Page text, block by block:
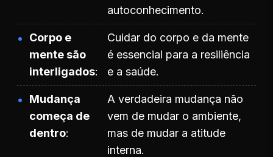
autoconhecimento.
Corpo e
mente são
interligados
Cuidar do corpo e da mente
é essencial para a resiliência
e a saúde.
Mudança
começa de
dentro
A verdadeira mudança não
vem de mudar o ambiente,
mas de mudar a atitude
interna.